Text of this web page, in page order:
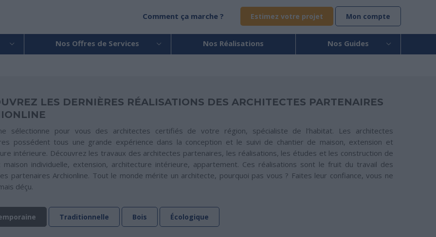
Comment ça marche ? Estimez votre projet Mon compte
Nos Offres de Services Nos Réalisations Nos Guides
LES DERNIÈRES RÉALISATIONS DES ARCHITECTES PARTENAIRES
sélectionne pour vous des architectes certifiés de votre région, spécialiste de l’habitat. Les architectes
possédent tous une grande expérience dans la conception et le suivi de chantier de maison, extension et
intérieure. Découvrez les travaux des architectes partenaires, les réalisations, les études et les construction de
individuelle, extension, architecture intérieure, appartement. Ces réalisations sont le fruit du travail des
partenaires Archionline. Tout le monde mérite un architecte, pourquoi pas vous ? Faites leur confiance, vous ne
déçu.
Traditionnelle Bois Écologique